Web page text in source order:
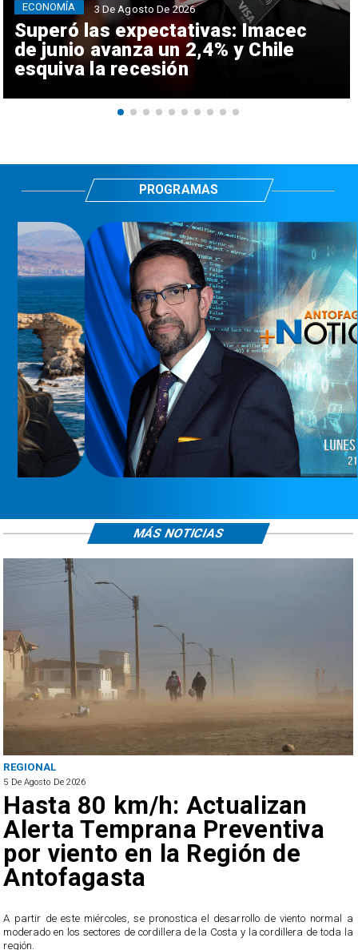
Superó las expectativas: Imacec
de junio avanza un 2,4% y Chile
esquiva la recesión
ECONOMÍA 3 De Agosto De 2026
PROGRAMAS
REGIONAL
5 De Agosto De 2026
Hasta 80 km/h: Actualizan
Alerta Temprana Preventiva
por viento en la Región de
Antofagasta
A partir de este miércoles, se pronostica el desarrollo de viento normal a
moderado en los sectores de cordillera de la Costa y la cordillera de toda la
región.
MÁS NOTICIAS